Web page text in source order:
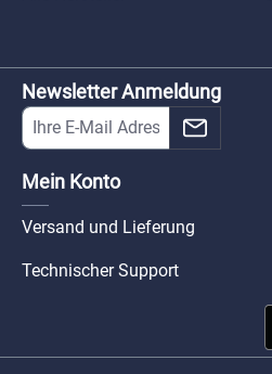
Newsletter Anmeldung
Mein Konto
Versand und Lieferung
Technischer Support